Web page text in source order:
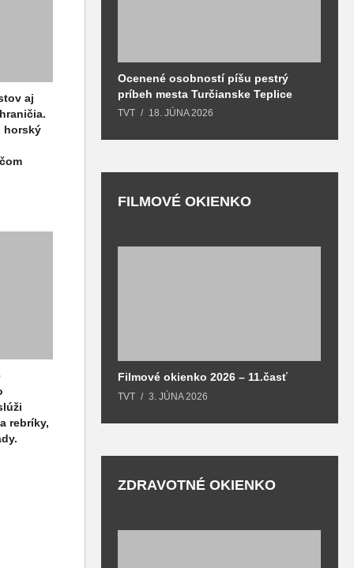
aj
horský
rebríky,
Ocenené osobností píšu pestrý
príbeh mesta Turčianske Teplice
TVT 18. JÚNA 2026
FILMOVÉ OKIENKO
Filmové okienko 2026 – 11.časť
TVT 3. JÚNA 2026
ZDRAVOTNÉ OKIENKO